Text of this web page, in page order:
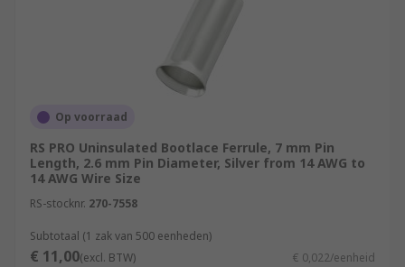
Op voorraad
RS PRO Uninsulated Bootlace Ferrule, 7 mm Pin
Length, 2.6 mm Pin Diameter, Silver from 14 AWG to
14 AWG Wire Size
RS-stocknr. 270-7558
Subtotaal (1 zak van 500 eenheden)
€ 11,00(excl. BTW) € 0,022/eenheid